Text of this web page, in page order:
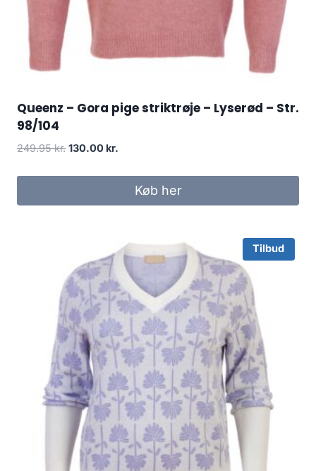
Queenz – Gora pige striktrøje – Lyserød – Str.
98/104
249.95kr. Original
was:
130.00 kr.
is:
130.00 kr..
Køb her
Tilbud